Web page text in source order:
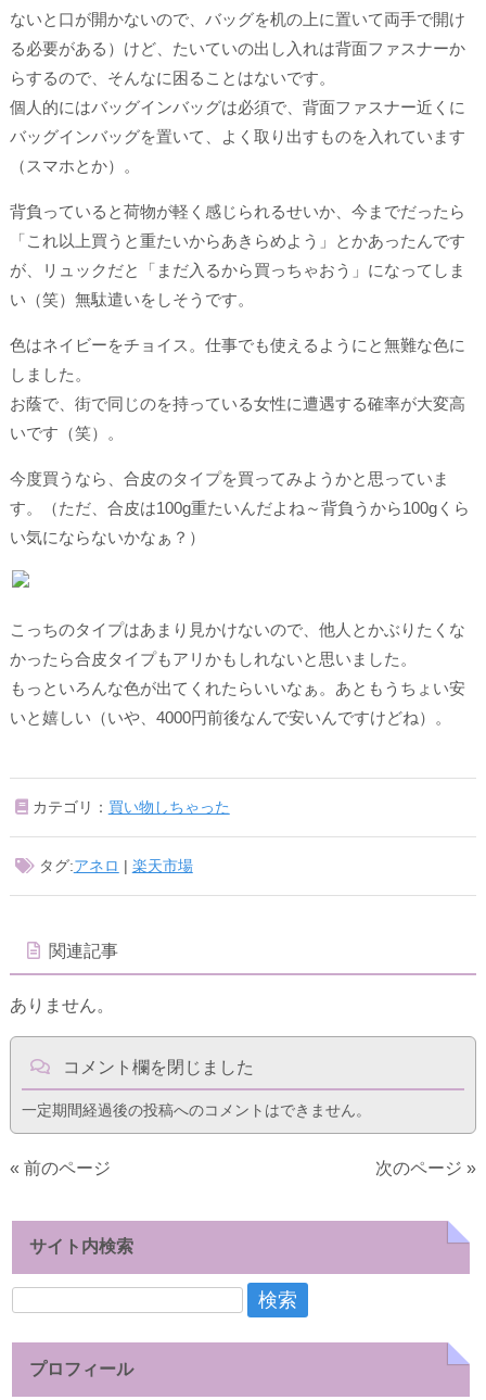
ないと口が開かないので、バッグを机の上に置いて両手で開け
る必要がある）けど、たいていの出し入れは背面ファスナーか
らするので、そんなに困ることはないです。
個人的にはバッグインバッグは必須で、背面ファスナー近くに
バッグインバッグを置いて、よく取り出すものを入れています
（スマホとか）。
背負っていると荷物が軽く感じられるせいか、今までだったら
「これ以上買うと重たいからあきらめよう」とかあったんです
が、リュックだと「まだ入るから買っちゃおう」になってしま
い（笑）無駄遣いをしそうです。
色はネイビーをチョイス。仕事でも使えるようにと無難な色に
しました。
お蔭で、街で同じのを持っている女性に遭遇する確率が大変高
いです（笑）。
今度買うなら、合皮のタイプを買ってみようかと思っていま
す。（ただ、合皮は100g重たいんだよね～背負うから100gくら
い気にならないかなぁ？）
こっちのタイプはあまり見かけないので、他人とかぶりたくな
かったら合皮タイプもアリかもしれないと思いました。
もっといろんな色が出てくれたらいいなぁ。あともうちょい安
いと嬉しい（いや、4000円前後なんで安いんですけどね）。
カテゴリ： 買い物しちゃった
タグ:アネロ | 楽天市場
関連記事
ありません。
コメント欄を閉じました
一定期間経過後の投稿へのコメントはできません。
« 前のページ 次のページ »
サイト内検索
検
プロフィール